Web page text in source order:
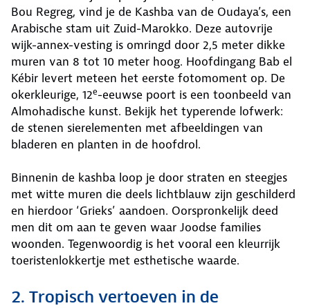
Bou Regreg, vind je de Kashba van de Oudaya’s, een
Arabische stam uit Zuid-Marokko. Deze autovrije
wijk-annex-vesting is omringd door 2,5 meter dikke
muren van 8 tot 10 meter hoog. Hoofdingang Bab el
Kébir levert meteen het eerste fotomoment op. De
okerkleurige, 12e-eeuwse poort is een toonbeeld van
Almohadische kunst. Bekijk het typerende lofwerk:
de stenen sierelementen met afbeeldingen van
bladeren en planten in de hoofdrol.
Binnenin de kashba loop je door straten en steegjes
met witte muren die deels lichtblauw zijn geschilderd
en hierdoor ‘Grieks’ aandoen. Oorspronkelijk deed
men dit om aan te geven waar Joodse families
woonden. Tegenwoordig is het vooral een kleurrijk
toeristenlokkertje met esthetische waarde.
2. Tropisch vertoeven in de